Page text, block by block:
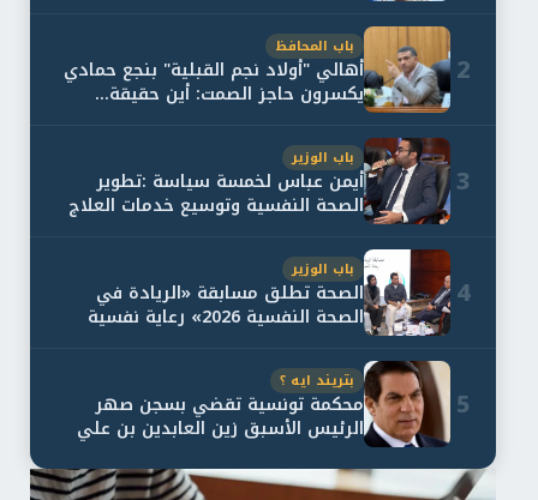
2
باب المحافظ
أهالي "أولاد نجم القبلية" بنجع حمادي
يكسرون حاجز الصمت: أين حقيقة...
3
باب الوزير
أيمن عباس لخمسة سياسة :تطوير
الصحة النفسية وتوسيع خدمات العلاج
4
باب الوزير
الصحة تطلق مسابقة «الريادة في
الصحة النفسية 2026» رعاية نفسية
5
بتريند ايه ؟
محكمة تونسية تقضي بسجن صهر
الرئيس الأسبق زين العابدين بن علي